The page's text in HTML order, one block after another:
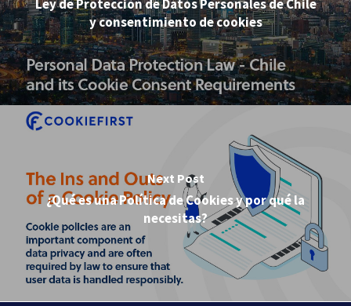
Ley de Protección de Datos Personales de Chile
y consentimiento de cookies
Next Post
¿Qué es una Política de Cookies y por qué la
necesitas?